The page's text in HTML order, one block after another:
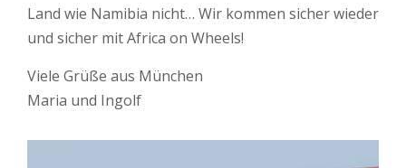
Land wie Namibia nicht… Wir kommen sicher wieder
und sicher mit Africa on Wheels!
Viele Grüße aus München
Maria und Ingolf